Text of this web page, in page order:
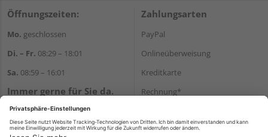
Öffnungszeiten:
Mo. geschlossen
Di. – Fr. 08:29 – 18:01
Sa. 08:59 – 16:01
Immer gerne für Sie da.
E-Mail:kontakt@holzziller.de
Zahlungsarten
PayPal
Onlineüberweisung
Kreditkarte
Rechnung*
Versand